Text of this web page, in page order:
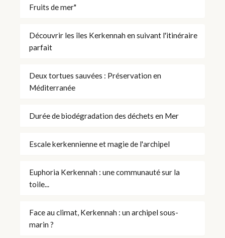
Fruits de mer"
Découvrir les îles Kerkennah en suivant l'itinéraire
parfait
Deux tortues sauvées : Préservation en
Méditerranée
Durée de biodégradation des déchets en Mer
Escale kerkennienne et magie de l'archipel
Euphoria Kerkennah : une communauté sur la
toile...
Face au climat, Kerkennah : un archipel sous-
marin ?